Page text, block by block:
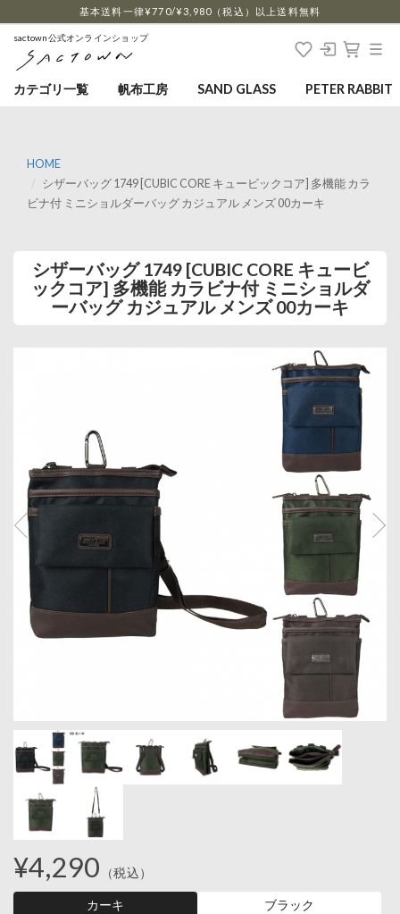
基本送料一律¥770/¥3,980（税込）以上送料無料
sactown公式オンラインショップ
カテゴリ一覧 帆布工房 SAND GLASS PETER RABBIT
HOME
シザーバッグ 1749 [CUBIC CORE キュービックコア] 多機能 カラ
ビナ付 ミニショルダーバッグ カジュアル メンズ 00カーキ
シザーバッグ 1749 [CUBIC CORE キュービ
ックコア] 多機能 カラビナ付 ミニショルダ
ーバッグ カジュアル メンズ 00カーキ
¥4,290 （税込）
カーキ
ブラック